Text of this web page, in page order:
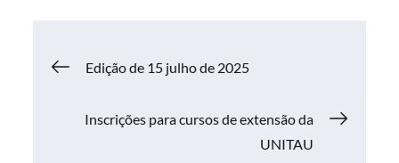
Navegação
de
Edição de 15 julho de 2025
Inscrições para cursos de extensão da
UNITAU